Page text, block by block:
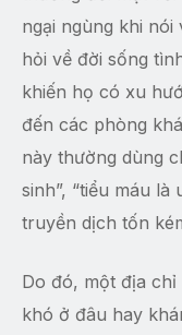
ngại ngùng khi
hỏi về đời sống
khiến họ có xu
đến các phòng
này thường dùng
sinh”, “tiểu máu
truyền dịch tốn
Do đó, một địa
khó ở đâu hay